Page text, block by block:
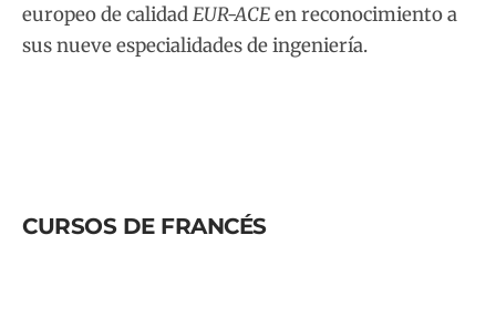
europeo de calidadEUR-ACEen reconocimiento a
sus nueve especialidades de ingeniería.
CURSOS DE FRANCÉS